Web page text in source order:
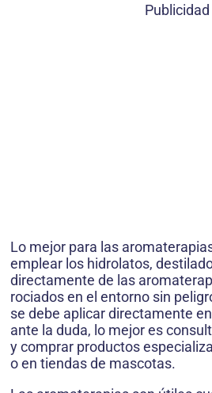
Publicidad
Lo mejor para las
emplear los hidrolatos,
directamente de las
rociados en el entorno sin
se debe aplicar directamente
ante la duda, lo mejor es
y comprar productos
o en tiendas de mascotas.